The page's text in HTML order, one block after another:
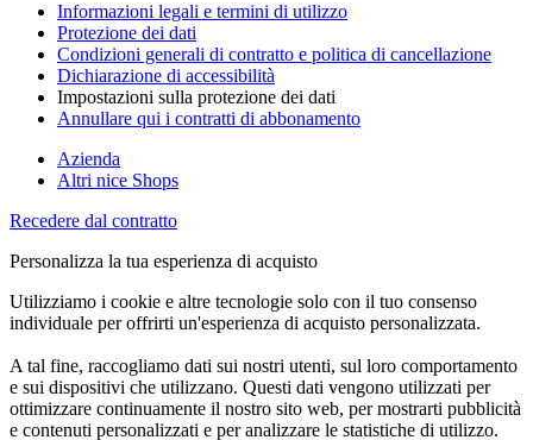
Informazioni legali e termini di utilizzo
Protezione dei dati
Condizioni generali di contratto e politica di cancellazione
Dichiarazione di accessibilità
Impostazioni sulla protezione dei dati
Annullare qui i contratti di abbonamento
Azienda
Altri nice Shops
Recedere dal contratto
Personalizza la tua esperienza di acquisto
Utilizziamo i cookie e altre tecnologie solo con il tuo consenso
individuale per offrirti un'esperienza di acquisto personalizzata.
A tal fine, raccogliamo dati sui nostri utenti, sul loro comportamento
e sui dispositivi che utilizzano. Questi dati vengono utilizzati per
ottimizzare continuamente il nostro sito web, per mostrarti pubblicità
e contenuti personalizzati e per analizzare le statistiche di utilizzo.